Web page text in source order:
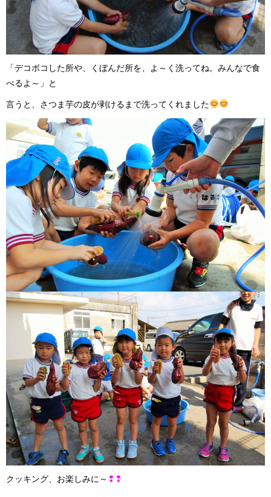
「デコボコした所や、くぼんだ所を、よ～く洗ってね。みんなで食
べるよ～」と
言うと、さつま芋の皮が剥けるまで洗ってくれました
クッキング、お楽しみに～ ❢❢